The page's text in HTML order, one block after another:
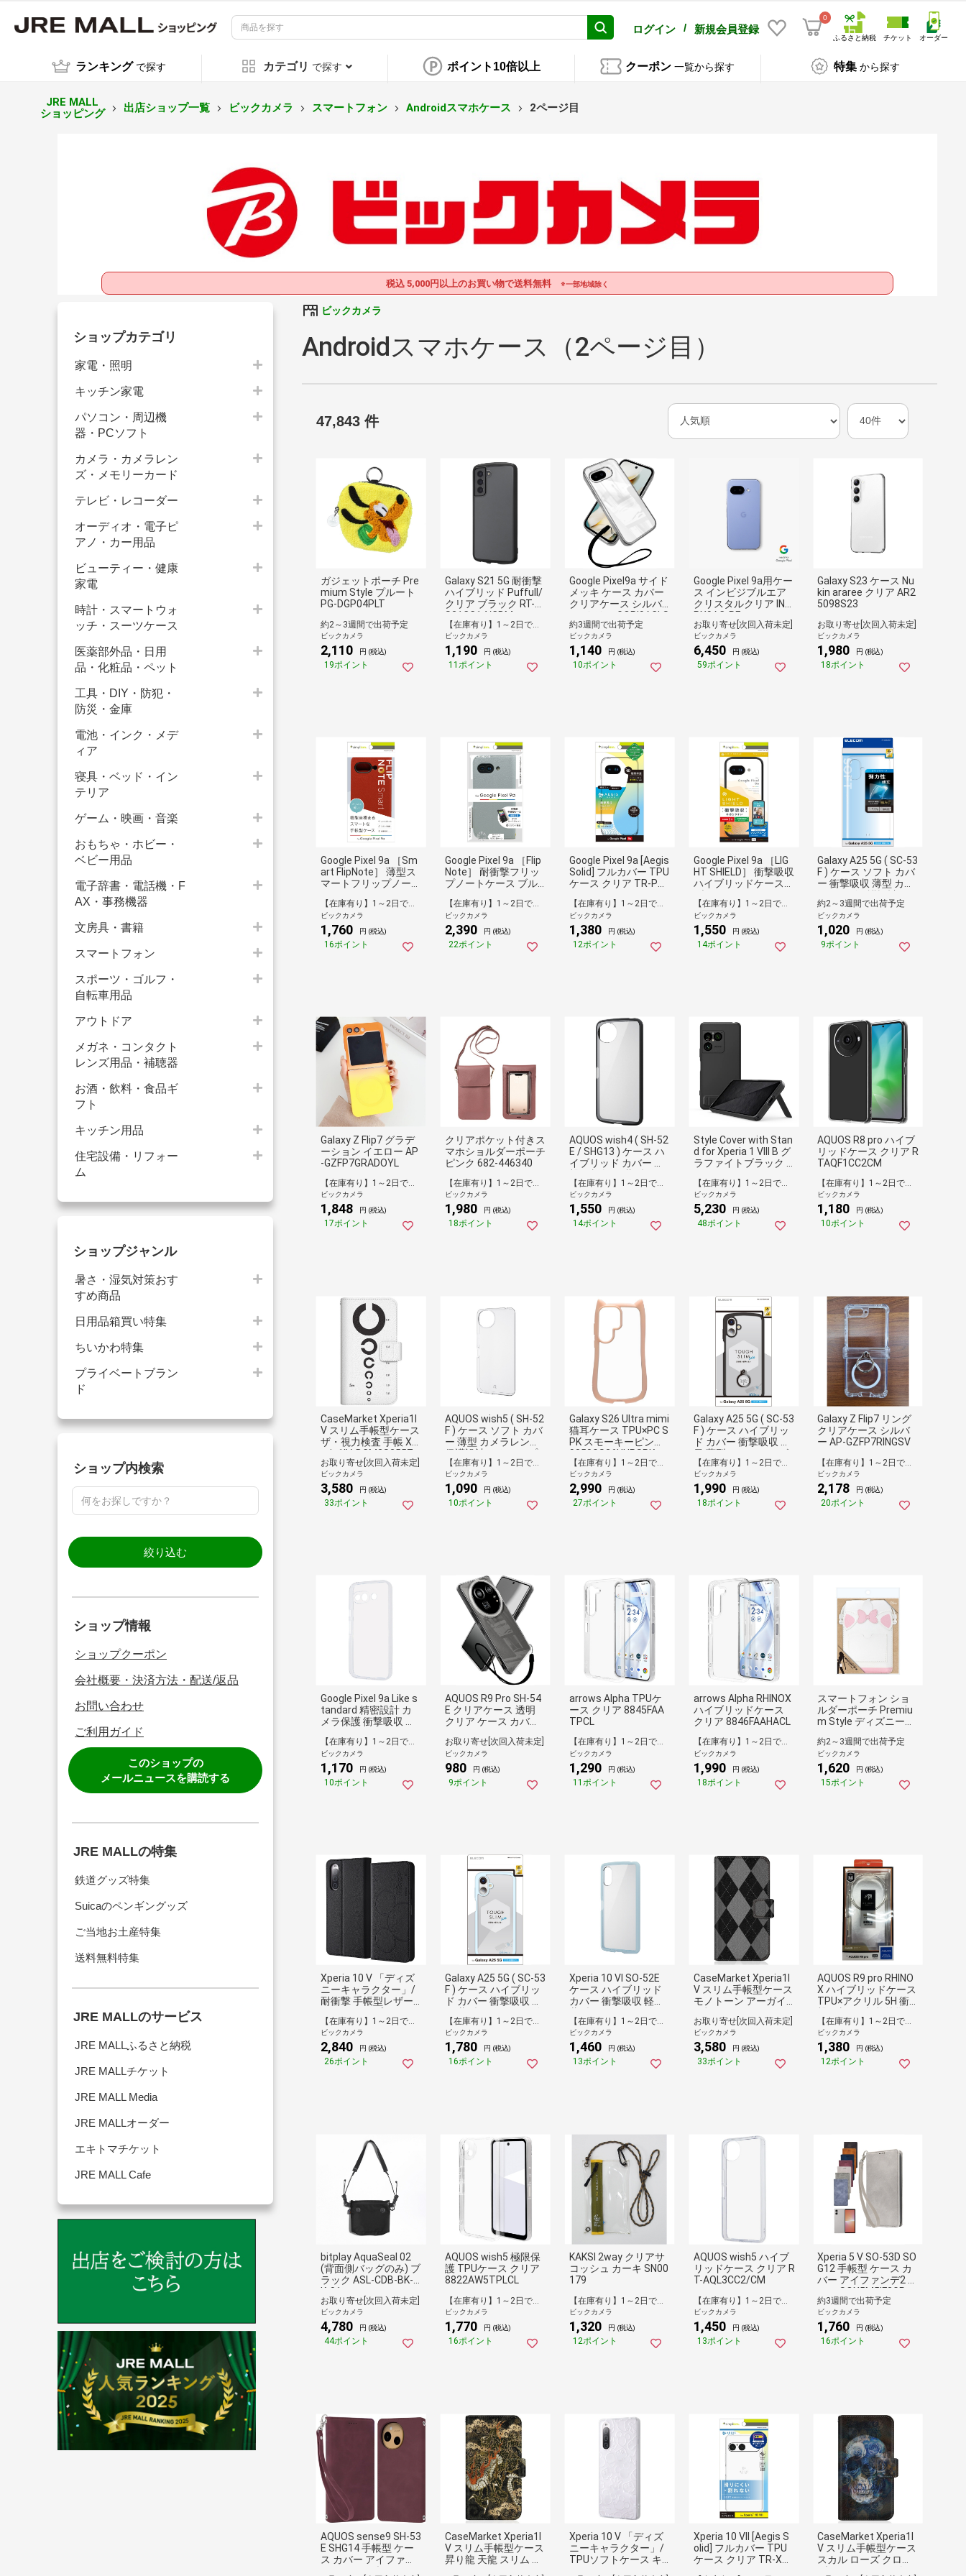
ログイン / 新規会員登録
0
ふるさと納税 チケット オーダー
ランキング で探す カテゴリ で探す ポイント10倍以上 クーポン 一覧から探す 特集 から探す
JRE MALL
ショッピング
出店ショップ一覧 ビックカメラ スマートフォン Androidスマホケース 2ページ目
税込 5,000円以上のお買い物で送料無料 ※一部地域除く
ショップカテゴリ
家電・照明
キッチン家電
パソコン・周辺機
器・PCソフト
カメラ・カメラレン
ズ・メモリーカード
テレビ・レコーダー
オーディオ・電子ピ
アノ・カー用品
ビューティー・健康
家電
時計・スマートウォ
ッチ・スーツケース
医薬部外品・日用
品・化粧品・ペット
工具・DIY・防犯・
防災・金庫
電池・インク・メデ
ィア
寝具・ベッド・イン
テリア
ゲーム・映画・音楽
おもちゃ・ホビー・
ベビー用品
電子辞書・電話機・F
AX・事務機器
文房具・書籍
スマートフォン
スポーツ・ゴルフ・
自転車用品
アウトドア
メガネ・コンタクト
レンズ用品・補聴器
お酒・飲料・食品ギ
フト
キッチン用品
住宅設備・リフォー
ム
ショップジャンル
暑さ・湿気対策おす
すめ商品
日用品箱買い特集
ちいかわ特集
プライベートブラン
ド
ショップ内検索
絞り込む
ショップ情報
ショップクーポン
会社概要・決済方法・配送/返品
お問い合わせ
ご利用ガイド
このショップの
メールニュースを購読する
JRE MALLの特集
鉄道グッズ特集
Suicaのペンギングッズ
ご当地お土産特集
送料無料特集
JRE MALLのサービス
JRE MALLふるさと納税
JRE MALLチケット
JRE MALL Media
JRE MALLオーダー
エキトマチケット
JRE MALL Cafe
ビックカメラ
Androidスマホケース（2ページ目）
47,843 件
ガジェットポーチ Pre
mium Style プルート
PG-DGP04PLT
約2～3週間で出荷予定
ビックカメラ
2,110 円 (税込)
19ポイント
Galaxy S21 5G 耐衝撃
ハイブリッド Puffull/
クリア ブラック RT-G
S21CC14/CBM
【在庫有り】1～2日で出荷予定(日付指定可)
ビックカメラ
1,190 円 (税込)
11ポイント
Google Pixel9a サイド
メッキ ケース カバー
クリアケース シルバ
ー×クリア GOPI9ACLS
R
約3週間で出荷予定
ビックカメラ
1,140 円 (税込)
10ポイント
Google Pixel 9a用ケー
ス インビジブルエア
クリスタルクリア INV
PX9AC-RE
お取り寄せ[次回入荷未定]
ビックカメラ
6,450 円 (税込)
59ポイント
Galaxy S23 ケース Nu
kin araree クリア AR2
5098S23
お取り寄せ[次回入荷未定]
ビックカメラ
1,980 円 (税込)
18ポイント
Google Pixel 9a ［Sm
art FlipNote］ 薄型ス
マートフリップノート
59A-FNS-LRD
【在庫有り】1～2日で出荷予定(日付指定可)
ビックカメラ
1,760 円 (税込)
16ポイント
Google Pixel 9a ［Flip
Note］ 耐衝撃フリッ
プノートケース ブル
BL
【在庫有り】1～2日で出荷予定(日付指定可)
ビックカメラ
2,390 円 (税込)
22ポイント
Google Pixel 9a [Aegis
Solid] フルカバー TPU
ケース クリア TR-PX2
【在庫有り】1～2日で出荷予定(日付指定可)
ビックカメラ
1,380 円 (税込)
12ポイント
Google Pixel 9a ［LIG
HT SHIELD］ 衝撃吸収
ハイブリッドケース
LD-CLBK
【在庫有り】1～2日で出荷予定(日付指定可)
ビックカメラ
1,550 円 (税込)
14ポイント
Galaxy A25 5G ( SC-53
F ) ケース ソフト カバ
ー 衝撃吸収 薄型 カメ
トラップホール付 極
み設計 クリア クリア
PM-G253UCTCR
約2～3週間で出荷予定
ビックカメラ
1,020 円 (税込)
9ポイント
Galaxy Z Flip7 グラデ
ーション イエロー AP
-GZFP7GRADOYL
【在庫有り】1～2日で出荷予定(日付指定可)
ビックカメラ
1,848 円 (税込)
17ポイント
クリアポケット付きス
マホショルダーポーチ
ピンク 682-446340
【在庫有り】1～2日で出荷予定(日付指定可)
ビックカメラ
1,980 円 (税込)
18ポイント
AQUOS wish4 ( SH-52
E / SHG13 ) ケース ハ
イブリッド カバー 衝
撃吸収 軽量 薄型 カメ
ラレンズ保護設計 ス
トラップホール付 ス
トラップホールシート
付 TOUGH SLIM LITE
ブラック ブラック PM
【在庫有り】1～2日で出荷予定(日付指定可)
ビックカメラ
1,550 円 (税込)
14ポイント
Style Cover with Stan
d for Xperia 1 VIII B グ
ラファイトブラック X
【在庫有り】1～2日で出荷予定(日付指定可)
ビックカメラ
5,230 円 (税込)
48ポイント
AQUOS R8 pro ハイブ
リッドケース クリア R
TAQF1CC2CM
【在庫有り】1～2日で出荷予定(日付指定可)
ビックカメラ
1,180 円 (税込)
10ポイント
CaseMarket Xperia1I
V スリム手帳型ケース
ザ・視力検査 手帳 Xp
eria1IV-BCM2S2557-
78
お取り寄せ[次回入荷未定]
ビックカメラ
3,580 円 (税込)
33ポイント
AQUOS wish5 ( SH-52
F ) ケース ソフト カバ
ー 薄型 カメラレンズ
保護設計 ストラップ
ホール付 クリア クリ
ア PM-S251UCTCR
【在庫有り】1～2日で出荷予定(日付指定可)
ビックカメラ
1,090 円 (税込)
10ポイント
Galaxy S26 Ultra mimi
猫耳ケース TPU×PC S
PK スモーキーピンク
9350GS26UHPSPK
【在庫有り】1～2日で出荷予定(日付指定可)
ビックカメラ
2,990 円 (税込)
27ポイント
Galaxy A25 5G ( SC-53
F ) ケース ハイブリッ
ド カバー 衝撃吸収 軽
量 薄型 カメラレンズ
保護設計 ストラップ
ホール付 リング付 ス
タンド機能付 ストラ
ップホールシート付 T
OUGH SLIM LITE ブラ
【在庫有り】1～2日で出荷予定(日付指定可)
ビックカメラ
1,990 円 (税込)
18ポイント
Galaxy Z Flip7 リング
クリアケース シルバ
ー AP-GZFP7RINGSV
ビックカメラ
2,178 円 (税込)
20ポイント
Google Pixel 9a Like s
tandard 精密設計 カ
メラ保護 衝撃吸収 バ
Uソフトケース / クリ
ア RT-GP9APFC2/CM
【在庫有り】1～2日で出荷予定(日付指定可)
ビックカメラ
1,170 円 (税込)
10ポイント
AQUOS R9 Pro SH-54
E クリアケース 透明
クリア ケース カバー
お取り寄せ[次回入荷未定]
ビックカメラ
980 円 (税込)
9ポイント
arrows Alpha TPUケ
ース クリア 8845FAA
TPCL
【在庫有り】1～2日で出荷予定(日付指定可)
ビックカメラ
1,290 円 (税込)
11ポイント
arrows Alpha RHINOX
ハイブリッドケース
クリア 8846FAAHACL
【在庫有り】1～2日で出荷予定(日付指定可)
ビックカメラ
1,990 円 (税込)
18ポイント
スマートフォン ショ
ルダーポーチ Premiu
m Style ディズニー
R
約2～3週間で出荷予定
ビックカメラ
1,620 円 (税込)
15ポイント
Xperia 10 V 「ディズ
ニーキャラクター」/
耐衝撃 手帳型レザー
ケース シンプル ミッ
キー RTRDXP10M5LB
C13MK
【在庫有り】1～2日で出荷予定(日付指定可)
ビックカメラ
2,840 円 (税込)
26ポイント
Galaxy A25 5G ( SC-53
F ) ケース ハイブリッ
ド カバー 衝撃吸収 軽
量 薄型 カメラレンズ
保護設計 ストラップ
ホール付 ストラップ
ホールシート付 TOUG
H SLIM LITE ライトブ
ルー ライトブルー PM
【在庫有り】1～2日で出荷予定(日付指定可)
ビックカメラ
1,780 円 (税込)
16ポイント
Xperia 10 VI SO-52E
ケース ハイブリッド
カバー 衝撃吸収 軽量
薄型 カメラレンズ保
護設計 ストラップホ
ール付 ストラップホ
ールシート付 TOUGH
SLIM LITE ブルー ブル
ー PM-X241TSLFCBU
【在庫有り】1～2日で出荷予定(日付指定可)
ビックカメラ
1,460 円 (税込)
13ポイント
CaseMarket Xperia1I
V スリム手帳型ケース
モノトーン アーガイ
ル柄 ロンドン クラシ
カル アーガイル Xperi
a1IV-BCM2S2082-78
お取り寄せ[次回入荷未定]
ビックカメラ
3,580 円 (税込)
33ポイント
AQUOS R9 pro RHINO
X ハイブリッドケース
TPU×アクリル 5H 衝
撃吸収 MIL規格準拠 ク
リア 8429AR9PHACL
【在庫有り】1～2日で出荷予定(日付指定可)
ビックカメラ
1,380 円 (税込)
12ポイント
bitplay AquaSeal 02
(背面側バッグのみ) ブ
ラック ASL-CDB-BK-P
K-01
お取り寄せ[次回入荷未定]
ビックカメラ
4,780 円 (税込)
44ポイント
AQUOS wish5 極限保
護 TPUケース クリア
8822AW5TPLCL
【在庫有り】1～2日で出荷予定(日付指定可)
ビックカメラ
1,770 円 (税込)
16ポイント
KAKSI 2way クリアサ
コッシュ カーキ SN00
179
【在庫有り】1～2日で出荷予定(日付指定可)
ビックカメラ
1,320 円 (税込)
12ポイント
AQUOS wish5 ハイブ
リッドケース クリア R
T-AQL3CC2/CM
【在庫有り】1～2日で出荷予定(日付指定可)
ビックカメラ
1,450 円 (税込)
13ポイント
Xperia 5 V SO-53D SO
G12 手帳型 ケース カ
バー アイファンデ2 グ
レー SOX5M5IF2GR
約3週間で出荷予定
ビックカメラ
1,760 円 (税込)
16ポイント
AQUOS sense9 SH-53
E SHG14 手帳型 ケー
ス カバー アイファン
CaseMarket Xperia1I
V スリム手帳型ケース
昇り龍 天龍 スリム ダ
Xperia 10 V 「ディズ
ニーキャラクター」/
TPUソフトケース キ
Xperia 10 VII [Aegis S
olid] フルカバー TPU
ケース クリア TR-XP2
CaseMarket Xperia1I
V スリム手帳型ケース
スカル ローズ クロス